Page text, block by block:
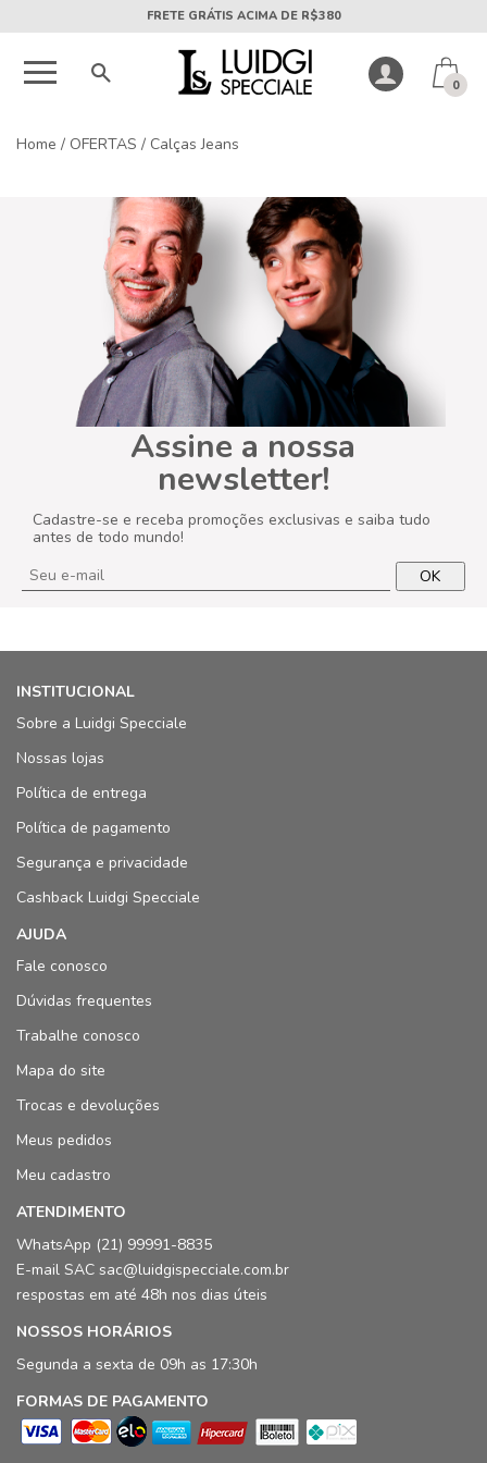
FRETE GRÁTIS ACIMA DE R$380
0
Home / OFERTAS / Calças Jeans
Assine a nossa
newsletter!
Cadastre-se e receba promoções exclusivas e saiba tudo
antes de todo mundo!
OK
INSTITUCIONAL
Sobre a Luidgi Specciale
Nossas lojas
Política de entrega
Política de pagamento
Segurança e privacidade
Cashback Luidgi Specciale
AJUDA
Fale conosco
Dúvidas frequentes
Trabalhe conosco
Mapa do site
Trocas e devoluções
Meus pedidos
Meu cadastro
ATENDIMENTO
WhatsApp (21) 99991-8835
E-mail SAC sac@luidgispecciale.com.br
respostas em até 48h nos dias úteis
NOSSOS HORÁRIOS
Segunda a sexta de 09h as 17:30h
FORMAS DE PAGAMENTO